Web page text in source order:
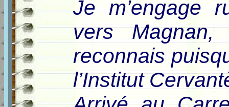
Je m’engage
vers
reconnais
l’Institut